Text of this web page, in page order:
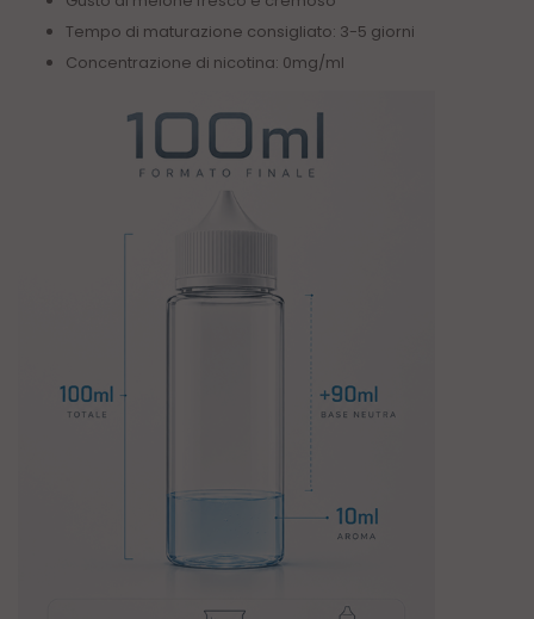
Tempo di maturazione consigliato: 3-5 giorni
Concentrazione di nicotina: 0mg/ml